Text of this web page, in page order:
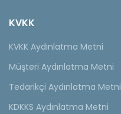
KVKK
KVKK Aydınlatma Metni
Müşteri Aydınlatma Metni
Tedarikçi Aydınlatma Metni
KDKKS Aydınlatma Metni